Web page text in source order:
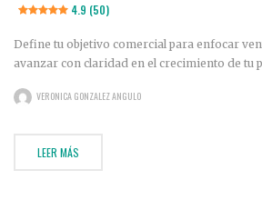
4.9 (50)
Define tu objetivo comercial para enfocar
avanzar con claridad en el crecimiento de tu
VERONICA GONZALEZ ANGULO
LEER MÁS